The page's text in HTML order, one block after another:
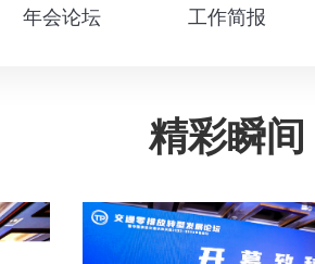
年会论坛 工作简报
精彩瞬间